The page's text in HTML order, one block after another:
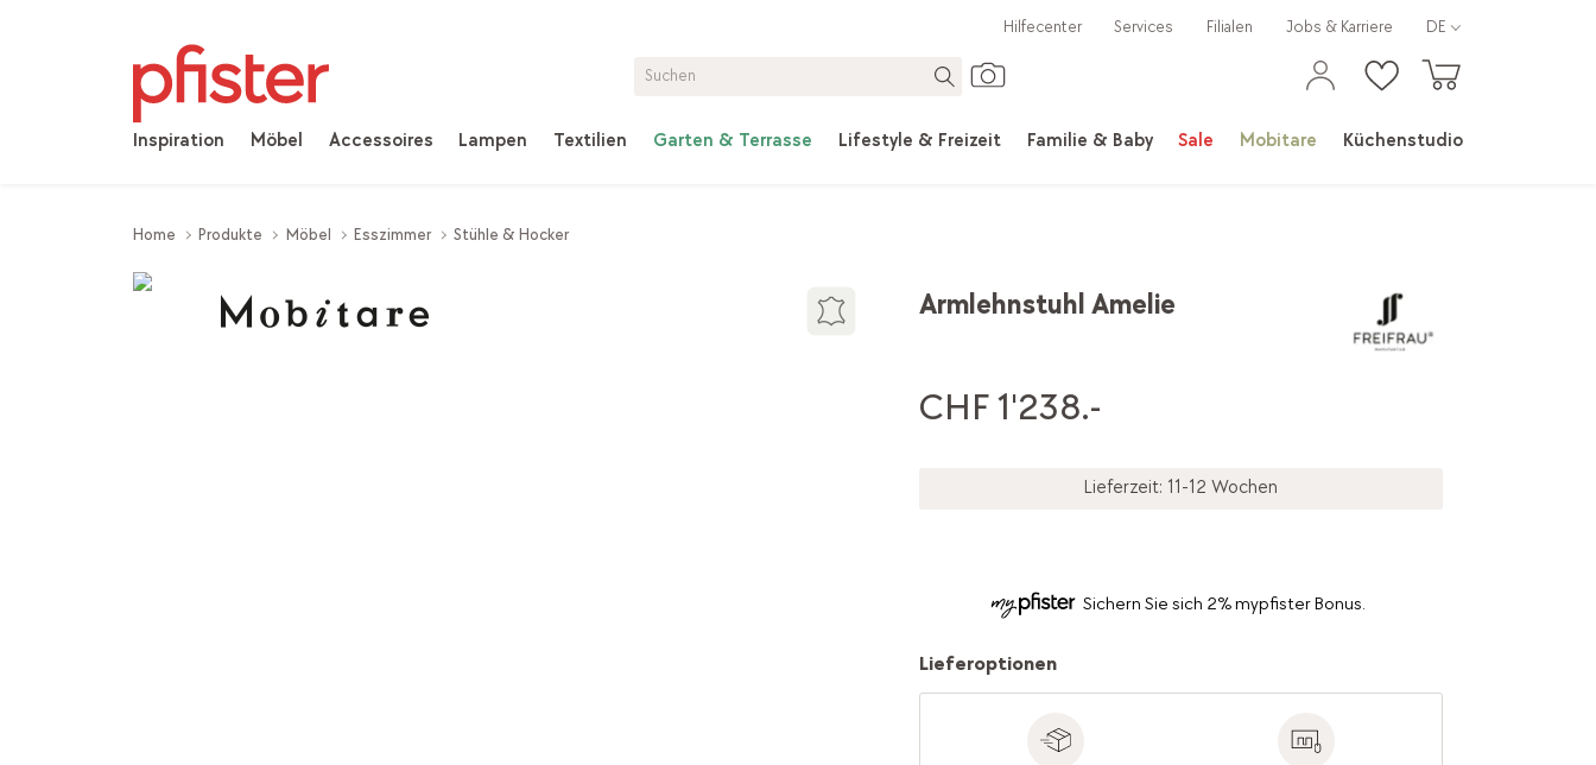
Inspiration Möbel Accessoires Lampen Textilien Garten & Terrasse Lifestyle & Freizeit Familie & Baby Sale Mobitare Küchenstudio
Hilfecenter Services Filialen Jobs & Karriere DE
Home Produkte Möbel Esszimmer Stühle & Hocker
Armlehnstuhl Amelie
CHF 1'238.-
Lieferzeit: 11-12 Wochen
Sichern Sie sich 2% mypfister Bonus.
Lieferoptionen